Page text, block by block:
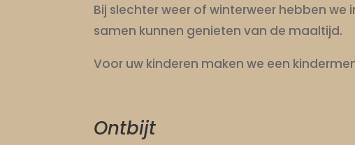
Bij slechter weer of winterweer hebben
samen kunnen genieten van de maaltijd.
Voor uw kinderen maken we een
Ontbijt